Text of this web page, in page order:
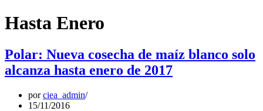
Hasta Enero
Polar: Nueva cosecha de maíz blanco solo
alcanza hasta enero de 2017
porciea_admin
15/11/2016